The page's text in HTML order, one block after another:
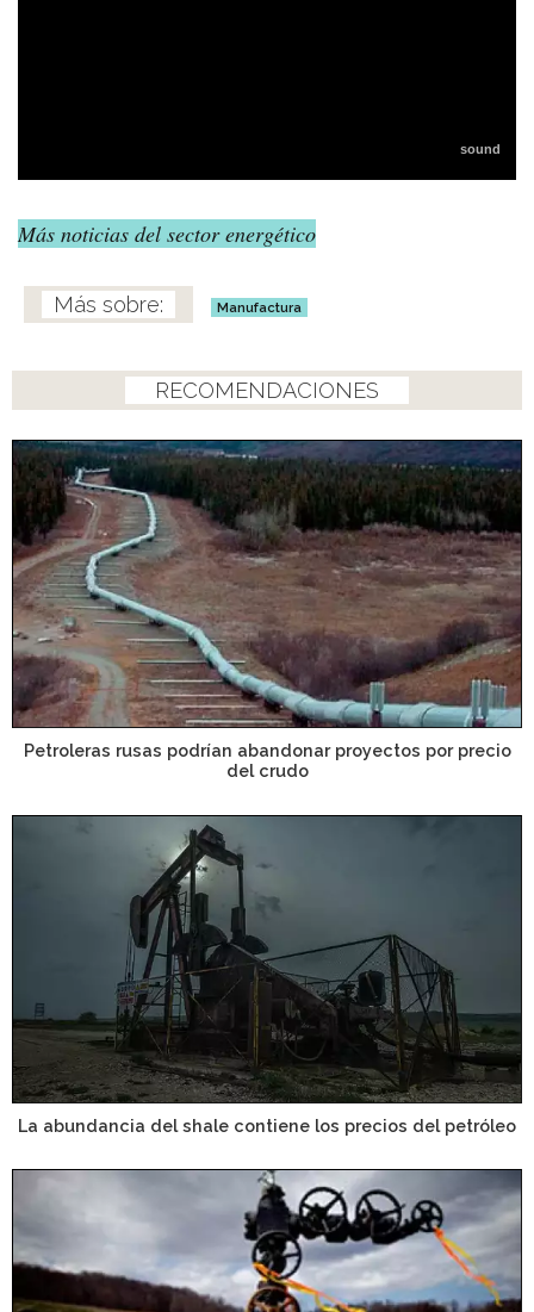
Más noticias del sector energético
Manufactura
RECOMENDACIONES
Petroleras rusas podrían abandonar proyectos por precio
del crudo
La abundancia del shale contiene los precios del petróleo